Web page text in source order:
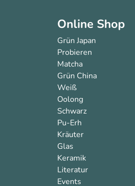
Online Shop
Grün Japan
Probieren
Matcha
Grün China
Weiß
Oolong
Schwarz
Pu-Erh
Kräuter
Glas
Keramik
Literatur
Events